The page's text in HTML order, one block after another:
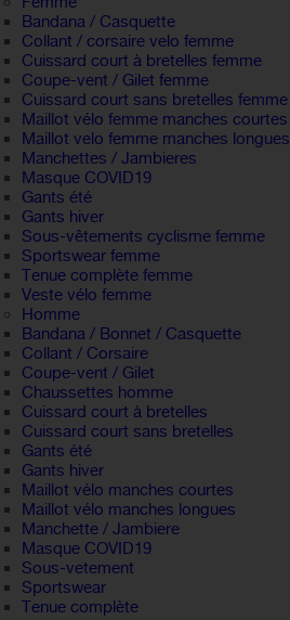
Bandana / Casquette
Collant / corsaire velo femme
Cuissard court à bretelles femme
Coupe-vent / Gilet femme
Cuissard court sans bretelles femme
Maillot vélo femme manches courtes
Maillot velo femme manches longues
Manchettes / Jambieres
Masque COVID19
Gants été
Gants hiver
Sous-vêtements cyclisme femme
Sportswear femme
Tenue complète femme
Veste vélo femme
Homme
Bandana / Bonnet / Casquette
Collant / Corsaire
Coupe-vent / Gilet
Chaussettes homme
Cuissard court à bretelles
Cuissard court sans bretelles
Gants été
Gants hiver
Maillot vélo manches courtes
Maillot vélo manches longues
Manchette / Jambiere
Masque COVID19
Sous-vetement
Sportswear
Tenue complète